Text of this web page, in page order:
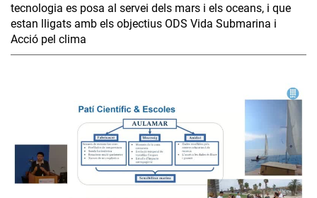
tecnologia es posa al servei dels mars i els oceans, i que
estan lligats amb els objectius ODS Vida Submarina i
Acció pel clima